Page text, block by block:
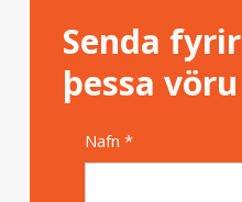
Senda
þessa vöru
Nafn *